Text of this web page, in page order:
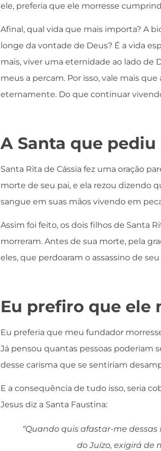
ele, preferia que ele morresse
Afinal, qual vida que mais importa? A
longe da vontade de Deus? É a vida
mais, viver uma eternidade ao lado de
meus a percam. Por isso, vale mais
eternamente. Do que continuar
A Santa que
Santa Rita de Cássia fez uma oração
morte de seu pai, e ela rezou dizendo
sangue em suas mãos vivendo em
Assim foi feito, os dois filhos de Santa
morreram. Antes de sua morte, pela
eles, que perdoaram o assassino de
Eu prefiro que ele
Eu preferia que meu fundador
Já pensou quantas pessoas poderiam
desse carisma que se sentiriam
E a consequência de tudo isso, seria
Jesus diz a Santa Faustina:
“Quando quis afastar-me
do Juízo, exigirá de